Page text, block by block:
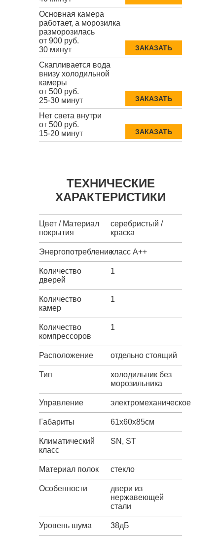
Основная камера
работает, а морозилка
разморозилась
от 900 руб.
30 минут
ЗАКАЗАТЬ
Скапливается вода
внизу холодильной
камеры
от 500 руб.
25-30 минут
ЗАКАЗАТЬ
Нет света внутри
от 500 руб.
15-20 минут
ЗАКАЗАТЬ
ТЕХНИЧЕСКИЕ
ХАРАКТЕРИСТИКИ
Цвет / Материал
покрытия
серебристый /
краска
Энергопотреблениекласс A++
Количество
дверей
1
Количество
камер
1
Количество
компрессоров
1
Расположение отдельно стоящий
Тип
холодильник без
морозильника
Управление электромеханическое
Габариты 61х60х85см
Климатический
класс
SN, ST
Материал полок стекло
Особенности
двери из
нержавеющей
стали
Уровень шума 38дБ